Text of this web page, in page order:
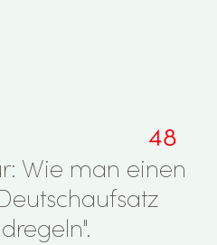
48
Wie man einen